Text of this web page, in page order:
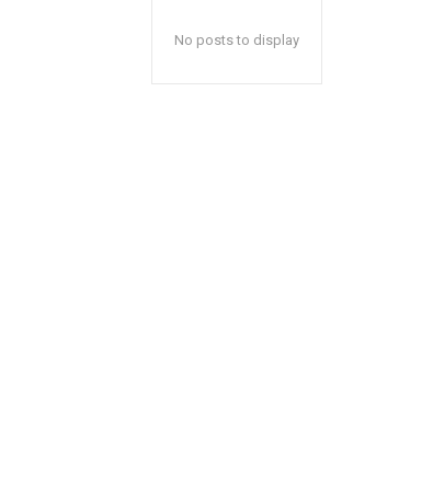
No posts to display